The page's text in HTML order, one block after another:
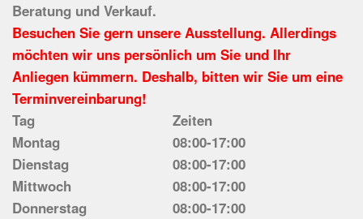
Beratung und Verkauf.
Besuchen Sie gern unsere Ausstellung. Allerdings
möchten wir uns persönlich um Sie und Ihr
Anliegen kümmern. Deshalb, bitten wir Sie um eine
Terminvereinbarung!
Tag
Zeiten
Montag
08:00-17:00
Dienstag
08:00-17:00
Mittwoch
08:00-17:00
Donnerstag
08:00-17:00